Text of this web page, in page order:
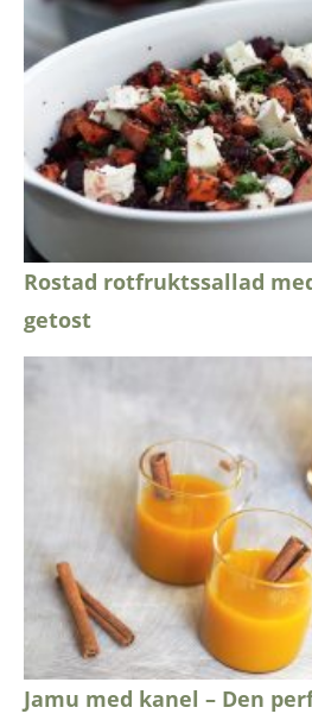
Rostad rotfruktssallad
getost
Jamu med kanel – Den